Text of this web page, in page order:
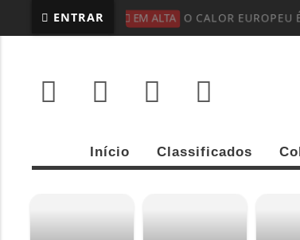
ENTRAR EM ALTA O CALOR EUROPEU
Início Classificados